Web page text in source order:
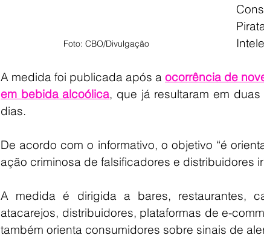
Foto: CBO/Divulgação
A medida foi publicada após a ocorrência de
em bebida alcoólica, que já resultaram em
dias.
De acordo com o informativo, o objetivo “é
ação criminosa de falsificadores e distribuidores
A medida é dirigida a bares, restaurantes,
atacarejos, distribuidores, plataformas de e-
também orienta consumidores sobre sinais de